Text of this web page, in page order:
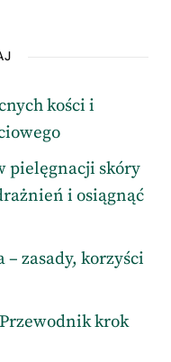
kości i
pielęgnacji skóry
i osiągnąć
zasady, korzyści
krok